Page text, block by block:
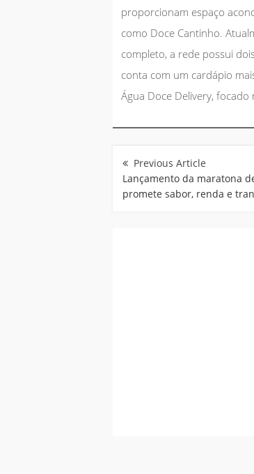
proporcionam espaço
como Doce Cantinho.
completo, a rede possui
conta com um cardápio
Água Doce Delivery,
de
Post
Lançamento da maratona
promete sabor, renda e